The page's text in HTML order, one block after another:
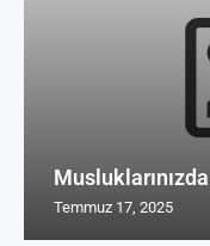
Temmuz 17, 2025